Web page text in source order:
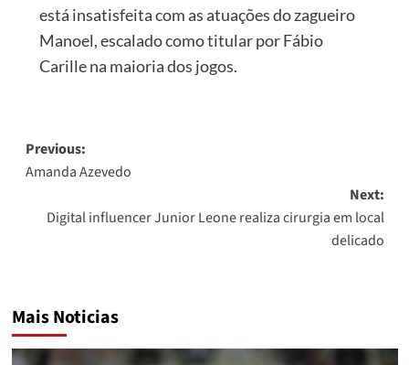
está insatisfeita com as atuações do zagueiro
Manoel, escalado como titular por Fábio
Carille na maioria dos jogos.
Post
navigation
Previous:
Amanda Azevedo
Next:
Digital influencer Junior Leone realiza cirurgia em local
delicado
Mais Noticias